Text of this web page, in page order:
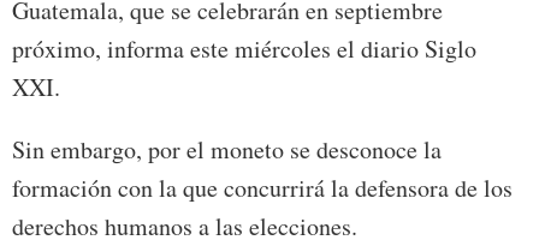
Guatemala, que se celebrarán en septiembre
próximo, informa este miércoles el diario Siglo
XXI.
Sin embargo, por el moneto se desconoce la
formación con la que concurrirá la defensora de los
derechos humanos a las elecciones.